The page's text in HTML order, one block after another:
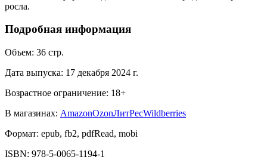
росла.
Подробная информация
Объем: 36 стр.
Дата выпуска: 17 декабря 2024 г.
Возрастное ограничение: 18+
В магазинах: AmazonOzonЛитРесWildberries
Формат: epub, fb2, pdfRead, mobi
ISBN: 978-5-0065-1194-1